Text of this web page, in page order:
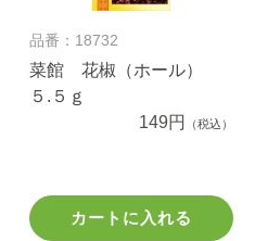
品番：18732
菜館 花椒（ホール）
５.５ｇ
149円
（税込）
カートに入れる